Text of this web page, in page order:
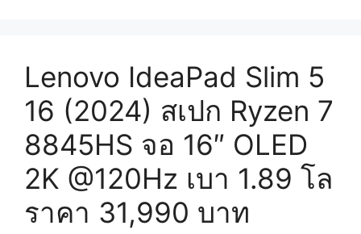
Lenovo IdeaPad Slim 5
16 (2024) สเปก Ryzen 7
8845HS จอ 16″ OLED
2K @120Hz เบา 1.89 โล
ราคา 31,990 บาท